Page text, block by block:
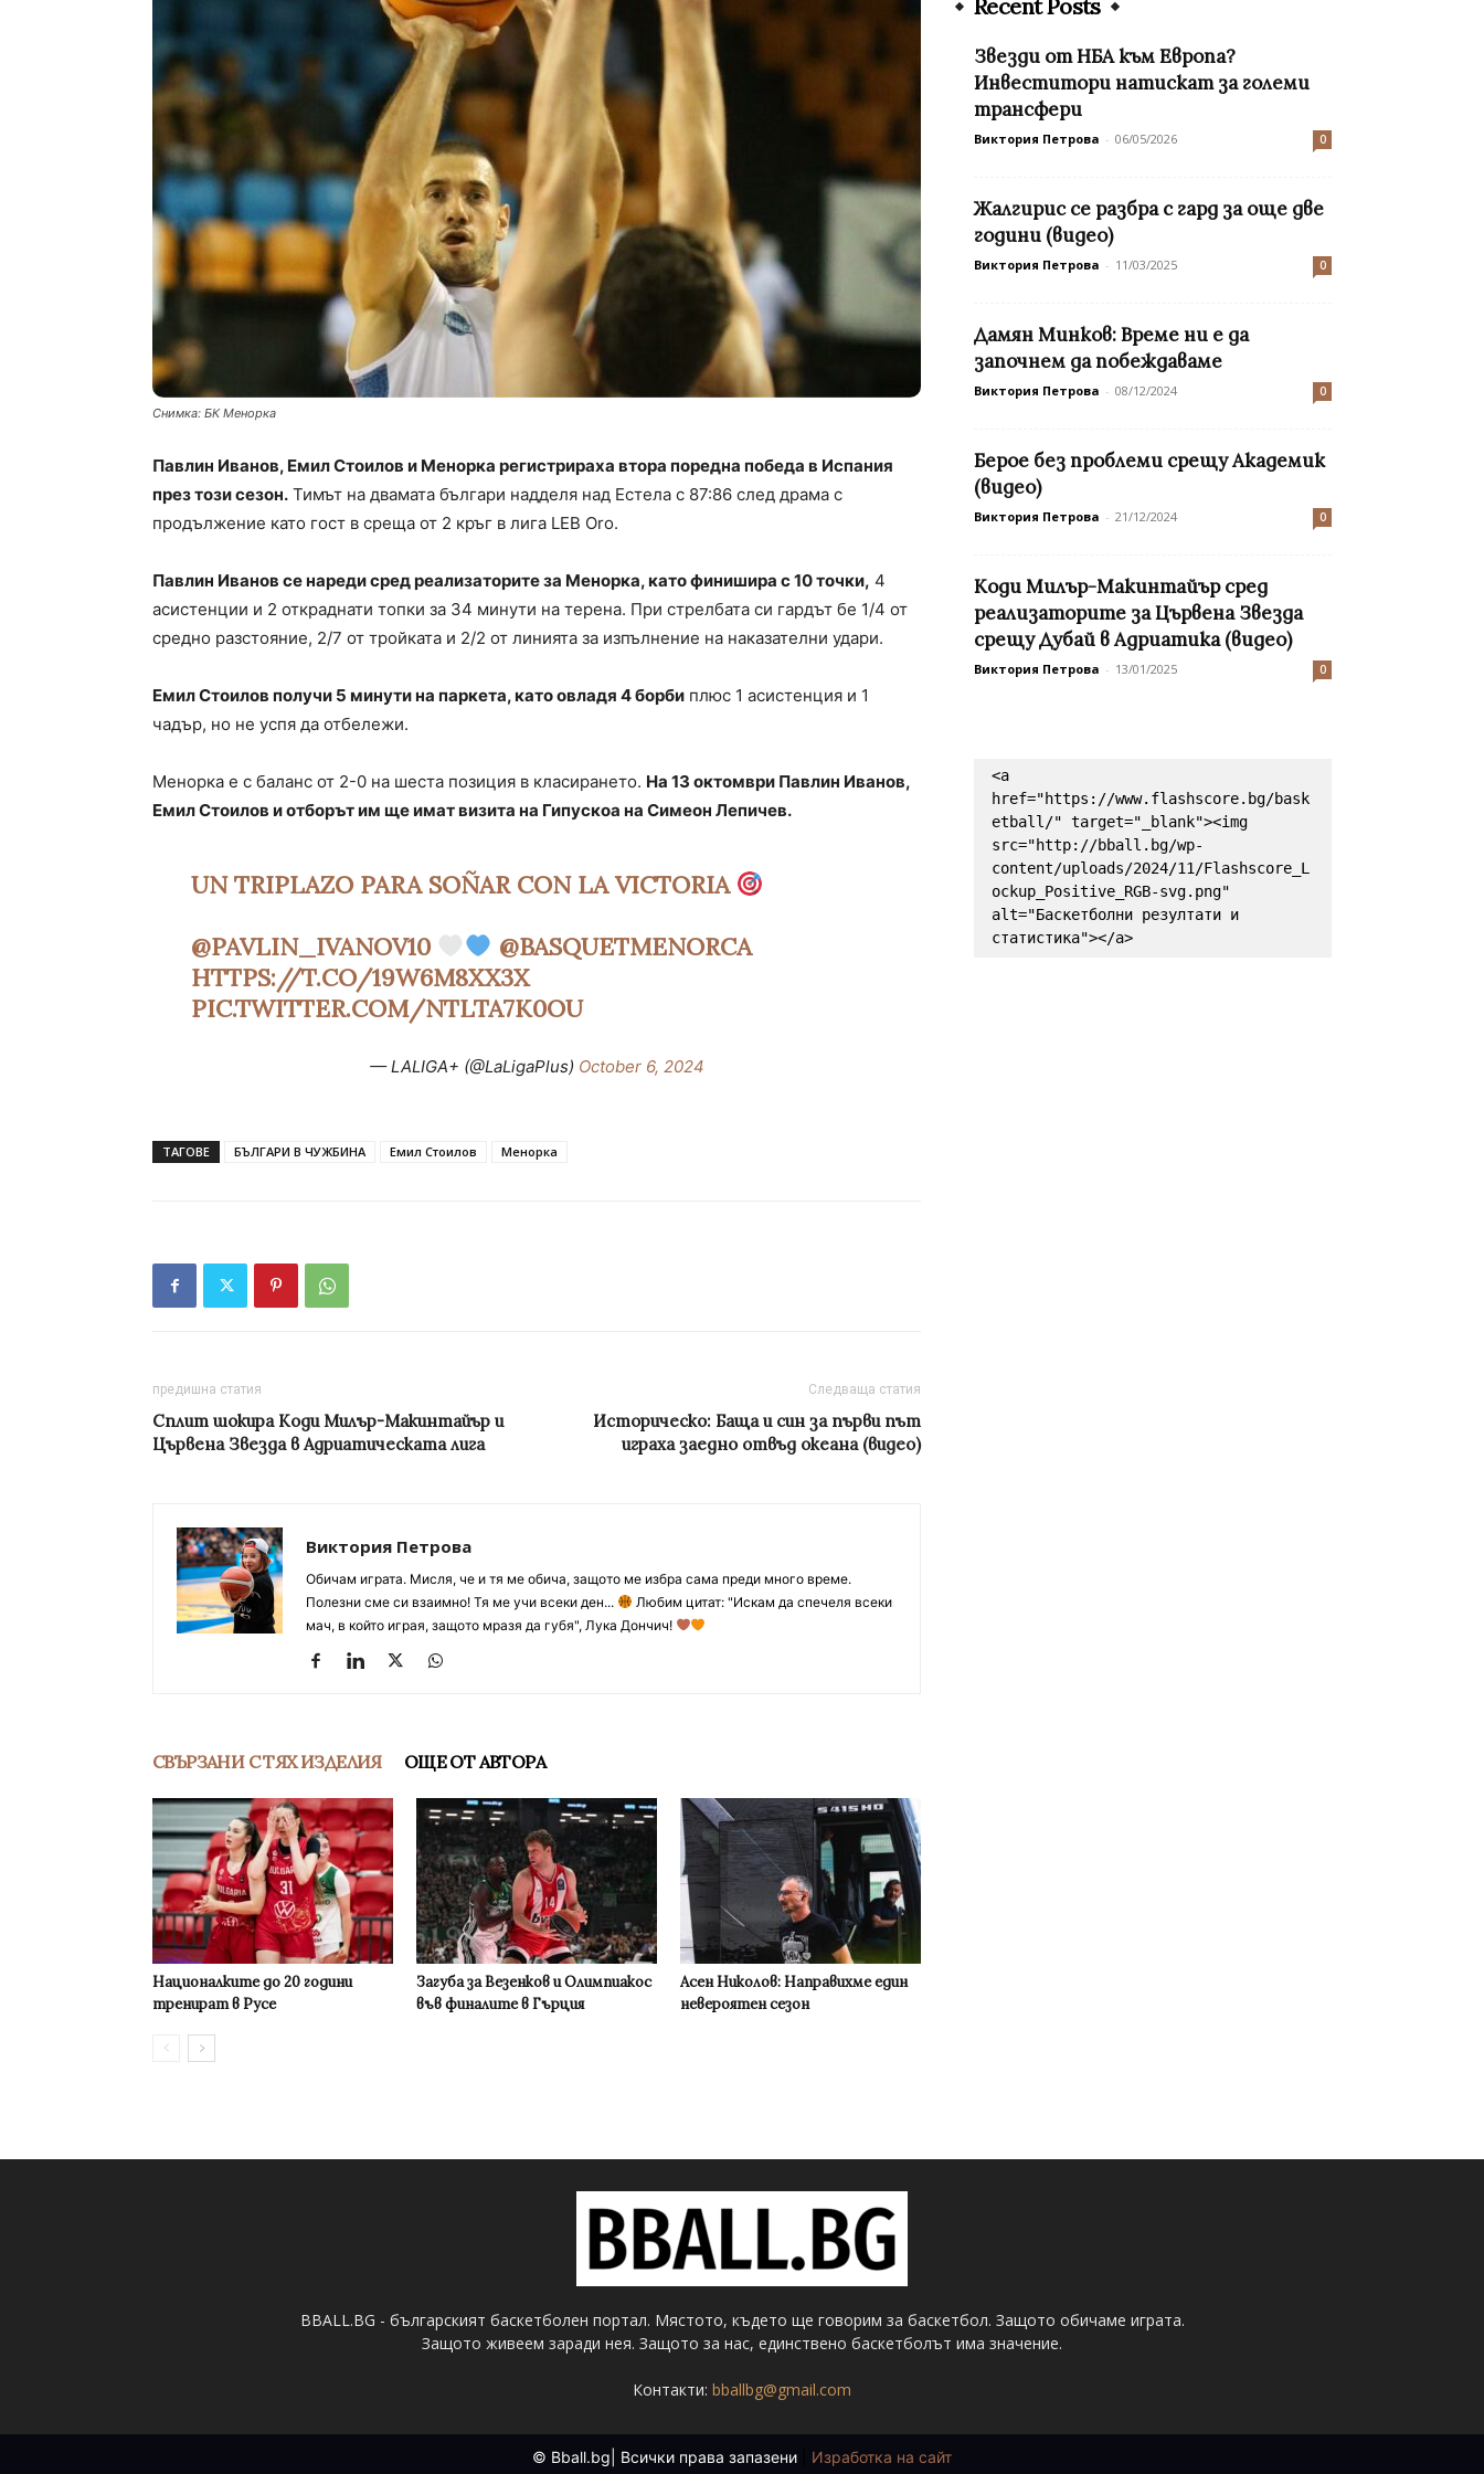
Снимка: БК Менорка
Павлин Иванов, Емил Стоилов и Менорка регистрираха втора поредна победа в Испания
през този сезон. Тимът на двамата българи надделя над Естела с 87:86 след драма с
продължение като гост в среща от 2 кръг в лига LEB Oro.
Павлин Иванов се нареди сред реализаторите за Менорка, като финишира с 10 точки, 4
асистенции и 2 откраднати топки за 34 минути на терена. При стрелбата си гардът бе 1/4 от
средно разстояние, 2/7 от тройката и 2/2 от линията за изпълнение на наказателни удари.
Емил Стоилов получи 5 минути на паркета, като овладя 4 борби плюс 1 асистенция и 1
чадър, но не успя да отбележи.
Менорка е с баланс от 2-0 на шеста позиция в класирането. На 13 октомври Павлин Иванов,
Емил Стоилов и отборът им ще имат визита на Гипускоа на Симеон Лепичев.
UN TRIPLAZO PARA SOÑAR CON LA VICTORIA
@PAVLIN_IVANOV10
@BASQUETMENORCA
HTTPS://T.CO/19W6M8XX3X
PIC.TWITTER.COM/NTLTA7K0OU
— LALIGA+ (@LaLigaPlus) October 6, 2024
ТАГОВЕ БЪЛГАРИ В ЧУЖБИНА Емил Стоилов Менорка
предишна статия
Сплит шокира Коди Милър-Макинтайър и
Цървена Звезда в Адриатическата лига
Следваща статия
Историческо: Баща и син за първи път
играха заедно отвъд океана (видео)
Виктория Петрова
Обичам играта. Мисля, че и тя ме обича, защото ме избра сама преди много време.
Полезни сме си взаимно! Тя ме учи всеки ден...
Любим цитат: "Искам да спечеля всеки
мач, в който играя, защото мразя да губя", Лука Дончич!
СВЪРЗАНИ С ТЯХ ИЗДЕЛИЯ ОЩЕ ОТ АВТОРА
Националките до 20 години
тренират в Русе
Загуба за Везенков и Олимпиакос
във финалите в Гърция
Асен Николов: Направихме един
невероятен сезон
Recent Posts
Звезди от НБА към Европа?
Инвеститори натискат за големи
трансфери
Виктория Петрова - 06/05/2026 0
Жалгирис се разбра с гард за още двe
години (видео)
Виктория Петрова - 11/03/2025 0
Дамян Минков: Време ни е да
започнем да побеждаваме
Виктория Петрова - 08/12/2024 0
Берое без проблеми срещу Академик
(видео)
Виктория Петрова - 21/12/2024 0
Коди Милър-Макинтайър сред
реализаторите за Цървена Звезда
срещу Дубай в Адриатика (видео)
Виктория Петрова - 13/01/2025 0
<a
href="https://www.flashscore.bg/bask
etball/" target="_blank"><img
src="http://bball.bg/wp-
content/uploads/2024/11/Flashscore_L
ockup_Positive_RGB-svg.png"
alt="Баскетболни резултати и
статистика"></a>
BBALL.BG - българският баскетболен портал. Мястото, където ще говорим за баскетбол. Защото обичаме играта.
Защото живеем заради нея. Защото за нас, единствено баскетболът има значение.
Контакти: bballbg@gmail.com
© Bball.bg| Всички права запазени Изработка на сайт